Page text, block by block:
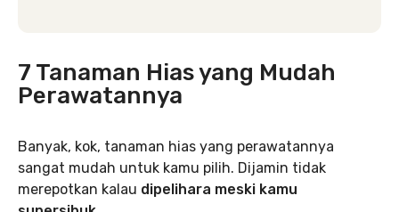
7 Tanaman Hias yang Mudah
Perawatannya
Banyak, kok, tanaman hias yang perawatannya
sangat mudah untuk kamu pilih. Dijamin tidak
merepotkan kalau dipelihara meski kamu